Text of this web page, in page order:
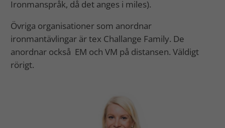
Ironmanspråk, då det anges i miles).
Övriga organisationer som anordnar
ironmantävlingar är tex Challange Family. De
anordnar också EM och VM på distansen. Väldigt
rörigt.